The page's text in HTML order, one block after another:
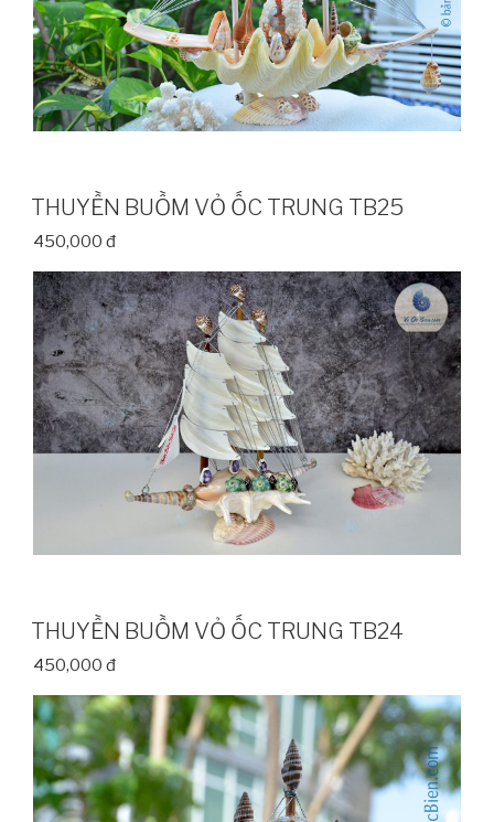
THUYỀN BUỒM VỎ ỐC TRUNG TB25
450,000 đ
THUYỀN BUỒM VỎ ỐC TRUNG TB24
450,000 đ